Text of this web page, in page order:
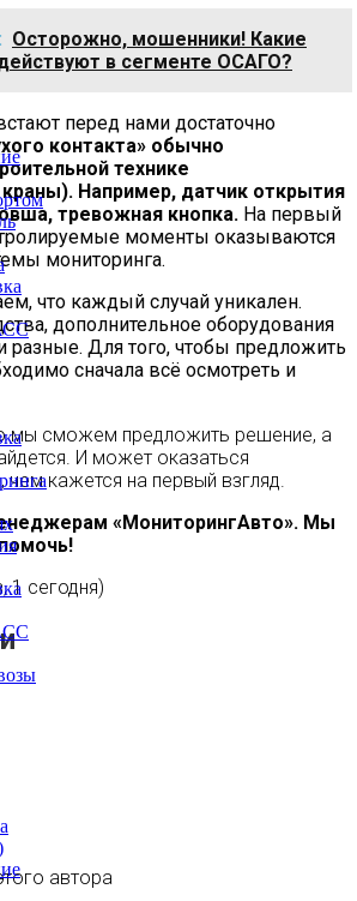
Осторожно, мошенники! Какие
в сегменте ОСАГО?
перед нами достаточно
контакта» обычно
технике
Например, датчик открытия
тревожная кнопка. На первый
моменты оказываются
мониторинга.
что каждый случай уникален.
дополнительное оборудования
разные. Для того, чтобы предложить
сначала всё осмотреть и
мы сможем предложить решение, а
И может оказаться
чем кажется на первый взгляд.
«МониторингАвто». Мы
1 сегодня)
автора